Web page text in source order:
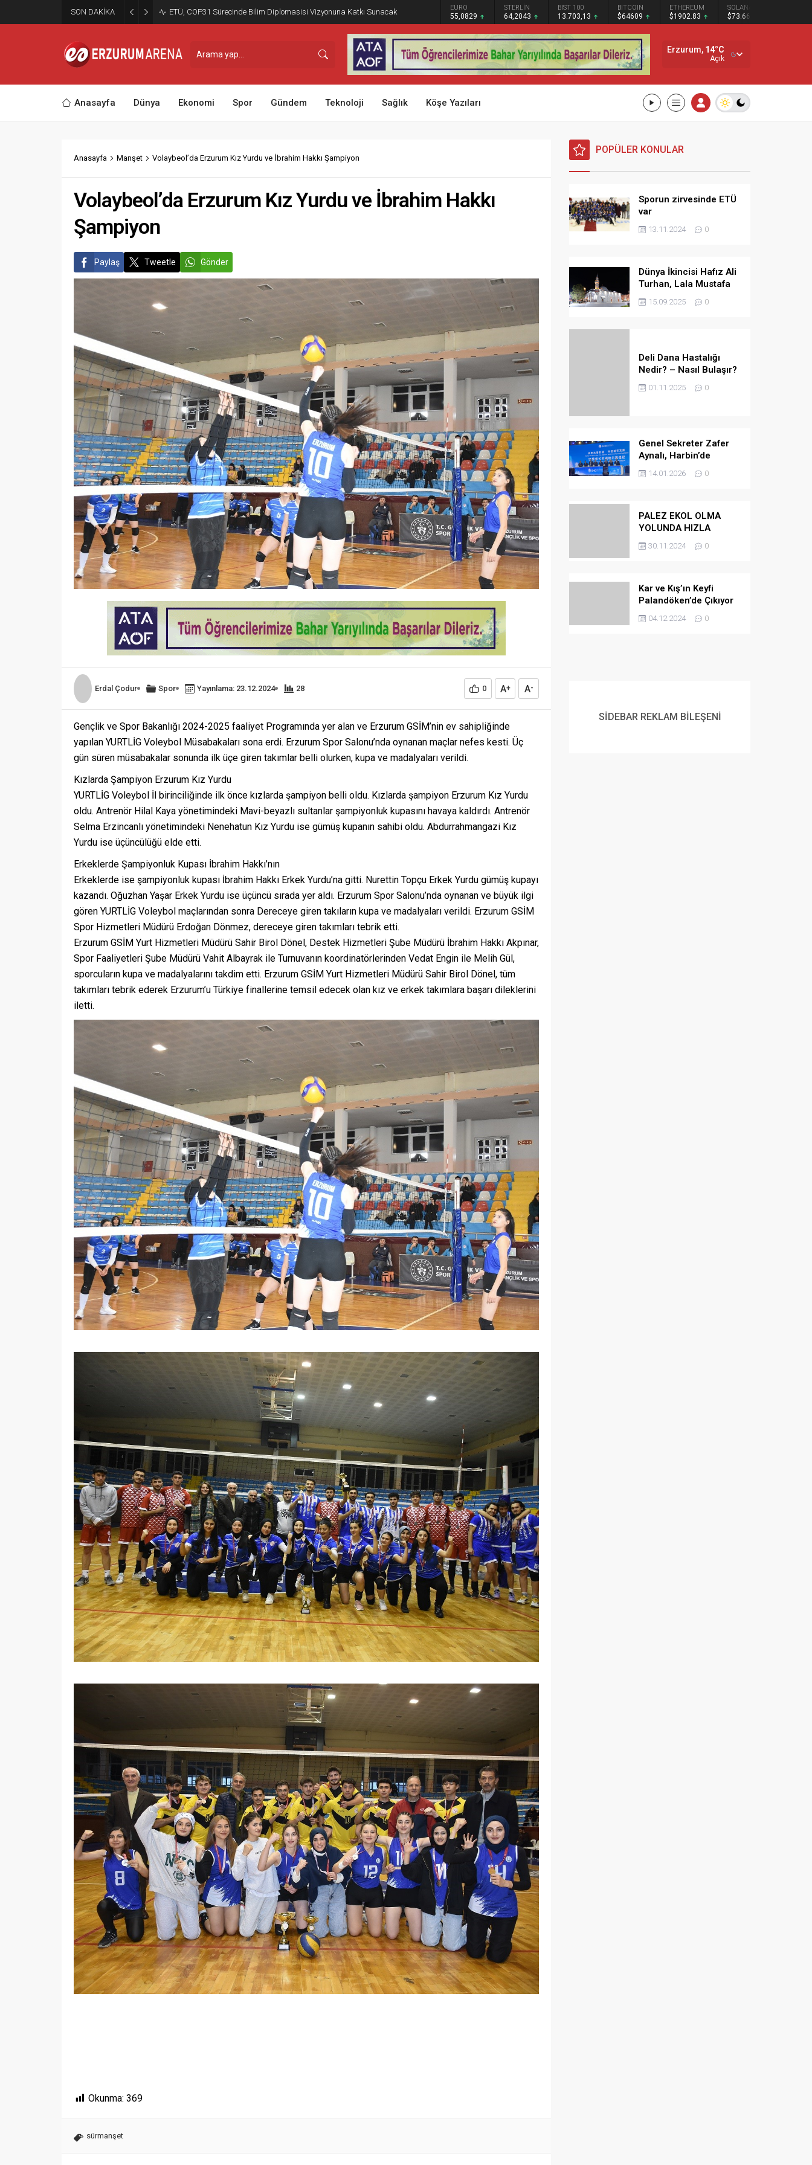
SON DAKİKA ETÜ, COP31 Sürecinde Bilim Diplomasisi Vizyonuna Katkı Sunacak
GRAM ALTIN
6.521,34 47,5916
EURO
55,0829
STERLİN
64,2043
BIST 100
13.703,13
BITCOIN
$64609
ETHEREUM
$1902.83
SOLANA
$73.66
Erzurum, 14°C
Açık
Anasayfa Dünya Ekonomi Spor Gündem Teknoloji Sağlık Köşe Yazıları
Anasayfa Manşet Volaybeol’da Erzurum Kız Yurdu ve İbrahim Hakkı Şampiyon
Volaybeol’da Erzurum Kız Yurdu ve İbrahim Hakkı
Şampiyon
Paylaş Tweetle Gönder
Erdal Çodur Spor Yayınlama: 23.12.2024 28 0 A+ A-
Gençlik ve Spor Bakanlığı 2024-2025 faaliyet Programında yer alan ve Erzurum GSİM’nin ev sahipliğinde
yapılan YURTLİG Voleybol Müsabakaları sona erdi. Erzurum Spor Salonu’nda oynanan maçlar nefes kesti. Üç
gün süren müsabakalar sonunda ilk üçe giren takımlar belli olurken, kupa ve madalyaları verildi.
Kızlarda Şampiyon Erzurum Kız Yurdu
YURTLİG Voleybol İl birinciliğinde ilk önce kızlarda şampiyon belli oldu. Kızlarda şampiyon Erzurum Kız Yurdu
oldu. Antrenör Hilal Kaya yönetimindeki Mavi-beyazlı sultanlar şampiyonluk kupasını havaya kaldırdı. Antrenör
Selma Erzincanlı yönetimindeki Nenehatun Kız Yurdu ise gümüş kupanın sahibi oldu. Abdurrahmangazi Kız
Yurdu ise üçüncülüğü elde etti.
Erkeklerde Şampiyonluk Kupası İbrahim Hakkı’nın
Erkeklerde ise şampiyonluk kupası İbrahim Hakkı Erkek Yurdu’na gitti. Nurettin Topçu Erkek Yurdu gümüş kupayı
kazandı. Oğuzhan Yaşar Erkek Yurdu ise üçüncü sırada yer aldı. Erzurum Spor Salonu’nda oynanan ve büyük ilgi
gören YURTLİG Voleybol maçlarından sonra Dereceye giren takıların kupa ve madalyaları verildi. Erzurum GSİM
Spor Hizmetleri Müdürü Erdoğan Dönmez, dereceye giren takımları tebrik etti.
Erzurum GSİM Yurt Hizmetleri Müdürü Sahir Birol Dönel, Destek Hizmetleri Şube Müdürü İbrahim Hakkı Akpınar,
Spor Faaliyetleri Şube Müdürü Vahit Albayrak ile Turnuvanın koordinatörlerinden Vedat Engin ile Melih Gül,
sporcuların kupa ve madalyalarını takdim etti. Erzurum GSİM Yurt Hizmetleri Müdürü Sahir Birol Dönel, tüm
takımları tebrik ederek Erzurum’u Türkiye finallerine temsil edecek olan kız ve erkek takımlara başarı dileklerini
iletti.
Okunma: 369
sürmanşet
POPÜLER KONULAR
Sporun zirvesinde ETÜ
var
13.11.2024 0
Dünya İkincisi Hafız Ali
Turhan, Lala Mustafa
Paşa Camii’ne Atandı
15.09.2025 0
Deli Dana Hastalığı
Nedir? – Nasıl Bulaşır?
– Belirtileri Nelerdir? –
Tedavi Yöntemleri
01.11.2025 0
Genel Sekreter Zafer
Aynalı, Harbin’de
Küresel Belediye
Başkanları Diyaloğu’na
14.01.2026 0
PALEZ EKOL OLMA
YOLUNDA HIZLA
İLERLİYOR
30.11.2024 0
Kar ve Kış’ın Keyfi
Palandöken’de Çıkıyor
04.12.2024 0
SİDEBAR REKLAM BİLEŞENİ